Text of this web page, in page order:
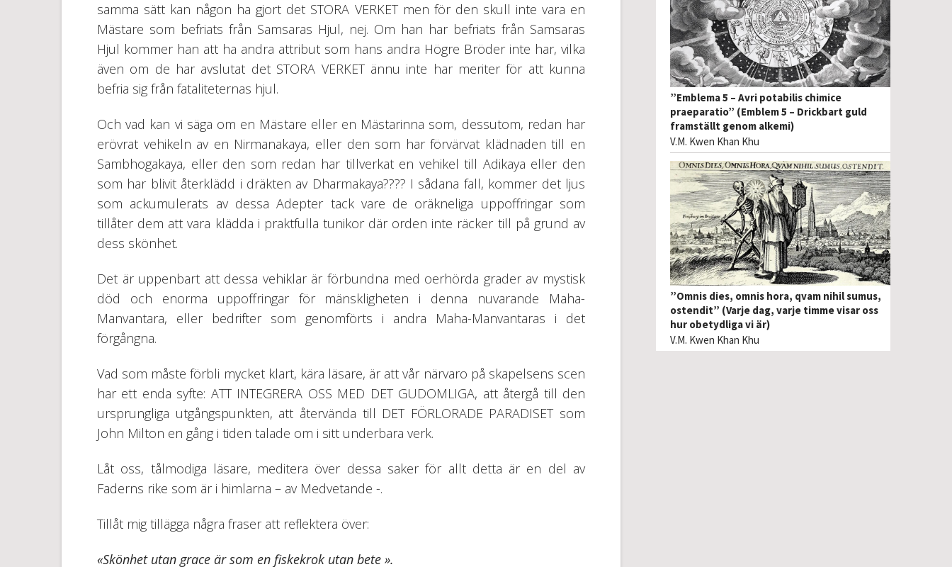
samma sätt kan någon ha gjort det STORA VERKET men för den skull inte vara en
Mästare som befriats från Samsaras Hjul, nej. Om han har befriats från Samsaras
Hjul kommer han att ha andra attribut som hans andra Högre Bröder inte har, vilka
även om de har avslutat det STORA VERKET ännu inte har meriter för att kunna
befria sig från fataliteternas hjul.
Och vad kan vi säga om en Mästare eller en Mästarinna som, dessutom, redan har
erövrat vehikeln av en Nirmanakaya, eller den som har förvärvat klädnaden till en
Sambhogakaya, eller den som redan har tillverkat en vehikel till Adikaya eller den
som har blivit återklädd i dräkten av Dharmakaya???? I sådana fall, kommer det ljus
som ackumulerats av dessa Adepter tack vare de oräkneliga uppoffringar som
tillåter dem att vara klädda i praktfulla tunikor där orden inte räcker till på grund av
dess skönhet.
Det är uppenbart att dessa vehiklar är förbundna med oerhörda grader av mystisk
död och enorma uppoffringar för mänskligheten i denna nuvarande Maha-
Manvantara, eller bedrifter som genomförts i andra Maha-Manvantaras i det
förgångna.
Vad som måste förbli mycket klart, kära läsare, är att vår närvaro på skapelsens scen
har ett enda syfte: ATT INTEGRERA OSS MED DET GUDOMLIGA, att återgå till den
ursprungliga utgångspunkten, att återvända till DET FÖRLORADE PARADISET som
John Milton en gång i tiden talade om i sitt underbara verk.
Låt oss, tålmodiga läsare, meditera över dessa saker för allt detta är en del av
Faderns rike som är i himlarna – av Medvetande -.
Tillåt mig tillägga några fraser att reflektera över:
«Skönhet utan grace är som en fiskekrok utan bete ».
”Emblema 5 – Avri potabilis chimice
praeparatio” (Emblem 5 – Drickbart guld
framställt genom alkemi)
V.M. Kwen Khan Khu
”Omnis dies, omnis hora, qvam nihil sumus,
ostendit” (Varje dag, varje timme visar oss
hur obetydliga vi är)
V.M. Kwen Khan Khu